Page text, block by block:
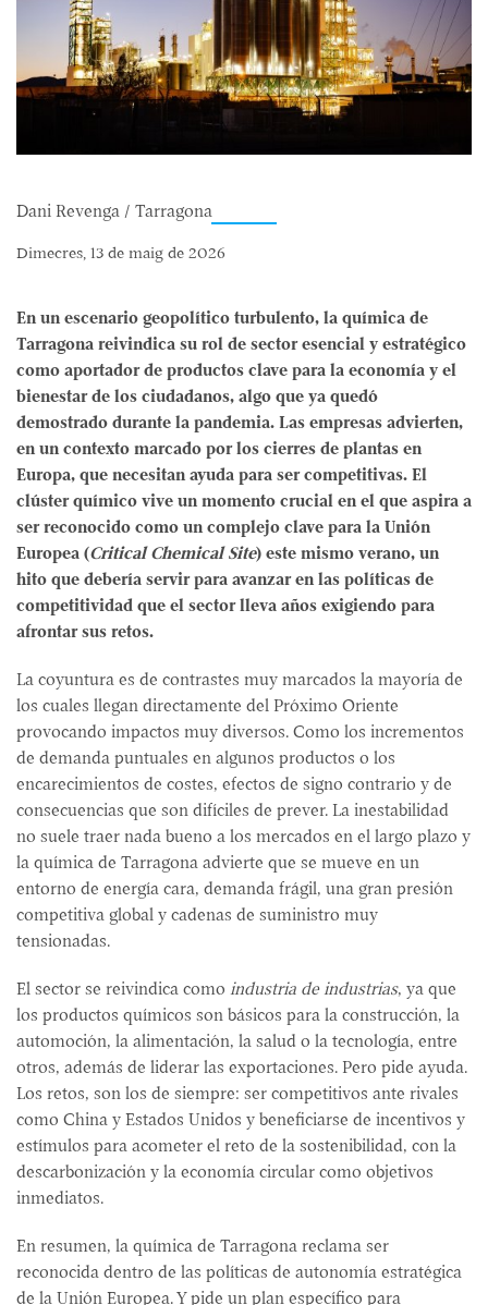
Dani Revenga / Tarragona
Dimecres, 13 de maig de 2026
En un escenario geopolítico turbulento, la química de
Tarragona reivindica su rol de sector esencial y estratégico
como aportador de productos clave para la economía y el
bienestar de los ciudadanos, algo que ya quedó
demostrado durante la pandemia. Las empresas advierten,
en un contexto marcado por los cierres de plantas en
Europa, que necesitan ayuda para ser competitivas. El
clúster químico vive un momento crucial en el que aspira a
ser reconocido como un complejo clave para la Unión
Europea (Critical Chemical Site) este mismo verano, un
hito que debería servir para avanzar en las políticas de
competitividad que el sector lleva años exigiendo para
afrontar sus retos.
La coyuntura es de contrastes muy marcados la mayoría de
los cuales llegan directamente del Próximo Oriente
provocando impactos muy diversos. Como los incrementos
de demanda puntuales en algunos productos o los
encarecimientos de costes, efectos de signo contrario y de
consecuencias que son difíciles de prever. La inestabilidad
no suele traer nada bueno a los mercados en el largo plazo y
la química de Tarragona advierte que se mueve en un
entorno de energía cara, demanda frágil, una gran presión
competitiva global y cadenas de suministro muy
tensionadas.
El sector se reivindica como industria de industrias, ya que
los productos químicos son básicos para la construcción, la
automoción, la alimentación, la salud o la tecnología, entre
otros, además de liderar las exportaciones. Pero pide ayuda.
Los retos, son los de siempre: ser competitivos ante rivales
como China y Estados Unidos y beneficiarse de incentivos y
estímulos para acometer el reto de la sostenibilidad, con la
descarbonización y la economía circular como objetivos
inmediatos.
En resumen, la química de Tarragona reclama ser
reconocida dentro de las políticas de autonomía estratégica
de la Unión Europea. Y pide un plan específico para